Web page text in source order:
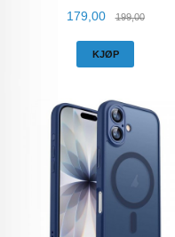
Tilbud
179,00 199,00Rabatt
KJØP